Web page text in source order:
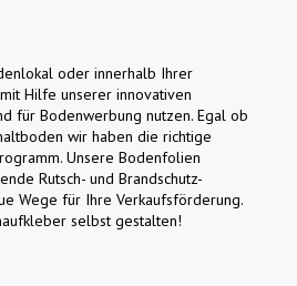
oder innerhalb Ihrer
Hilfe unserer innovativen
für Bodenwerbung nutzen. Egal ob
wir haben die richtige
Unsere Bodenfolien
Rutsch- und Brandschutz-
Wege für Ihre Verkaufsförderung.
selbst gestalten!